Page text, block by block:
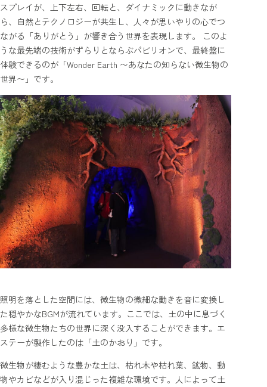
スプレイが、上下左右、回転と、ダイナミックに動きなが
ら、自然とテクノロジーが共生し、人々が思いやりの心でつ
ながる「ありがとう」が響き合う世界を表現します。 このよ
うな最先端の技術がずらりとならぶパビリオンで、最終盤に
体験できるのが「Wonder Earth 〜あなたの知らない微生物の
世界〜」です。
照明を落とした空間には、微生物の微細な動きを音に変換し
た穏やかなBGMが流れています。ここでは、土の中に息づく
多様な微生物たちの世界に深く没入することができます。エ
ステーが製作したのは「土のかおり」です。
微生物が棲むような豊かな土は、枯れ木や枯れ葉、鉱物、動
物やカビなどが入り混じった複雑な環境です。人によって土